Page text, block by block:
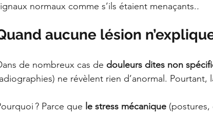
normaux comme s’ils étaient menaçants..
aucune lésion
de nombreux cas de douleurs dites non
ne révèlent rien d’anormal.
? Parce que le stress mécanique (postures,